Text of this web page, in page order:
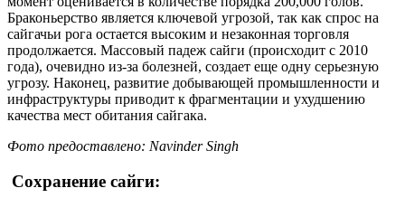
Браконьерство является ключевой угрозой, так как спрос на
сайгачьи рога остается высоким и незаконная торговля
продолжается. Массовый падеж сайги (происходит с 2010
года), очевидно из-за болезней, создает еще одну серьезную
угрозу. Наконец, развитие добывающей промышленности и
инфраструктуры приводит к фрагментации и ухудшению
качества мест обитания сайгака.
Фото предоставлено: Navinder Singh
Сохранение сайги: